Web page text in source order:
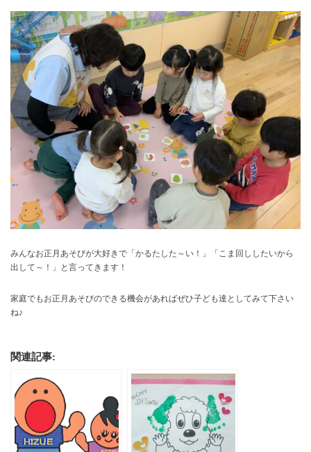
みんなお正月あそびが大好きで「かるたした～い！」「こま回ししたいから
出して～！」と言ってきます！
家庭でもお正月あそびのできる機会があればぜひ子ども達としてみて下さい
ね♪
関連記事: